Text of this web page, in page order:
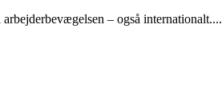
– også internationalt....